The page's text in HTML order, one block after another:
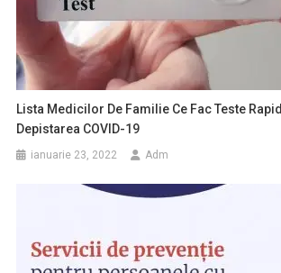
Lista Medicilor De Familie Ce Fac Teste
Depistarea COVID-19
ianuarie 23, 2022 Adm